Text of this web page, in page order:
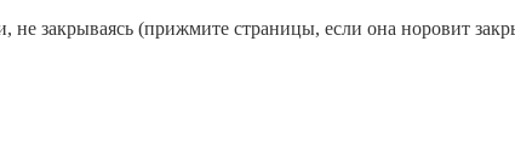
не закрываясь (прижмите страницы, если она норовит